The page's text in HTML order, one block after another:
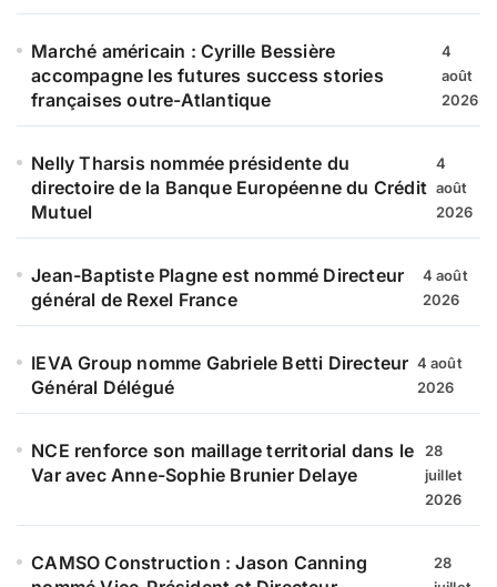
Marché américain : Cyrille Bessière
accompagne les futures success stories
françaises outre-Atlantique
4
août
2026
Nelly Tharsis nommée présidente du
directoire de la Banque Européenne du Crédit
Mutuel
4
août
2026
Jean-Baptiste Plagne est nommé Directeur
général de Rexel France
4 août
2026
IEVA Group nomme Gabriele Betti Directeur
Général Délégué
4 août
2026
NCE renforce son maillage territorial dans le
Var avec Anne-Sophie Brunier Delaye
28
juillet
2026
CAMSO Construction : Jason Canning
28